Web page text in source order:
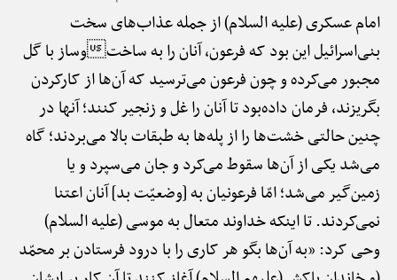
امام عسکری (علیه السلام) از جمله عذاب‌های سخت
بنی‌اسرائیل این بود که فرعون، آنان را به ساختوساز با گل
مجبور می‌کرده و چون فرعون می‌ترسید که آن‌ها از کارکردن
بگریزند، فرمان داده‌بود تا آنان را غل و زنجیر کنند؛ آنها در
چنین حالتی خشت‌ها را از پله‌ها به طبقات بالا می‌بردند؛ گاه
می‌شد یکی از آن‌ها سقوط می‌کرد و جان می‌سپرد و یا
زمین‌گیر می‌شد؛ امّا فرعونیان به [وضعیّت بد] آنان اعتنا
نمی‌کردند. تا اینکه خداوند متعال به موسی (علیه السلام)
وحی کرد: «به آن‌ها بگو هر کاری را با درود فرستادن بر محمّد